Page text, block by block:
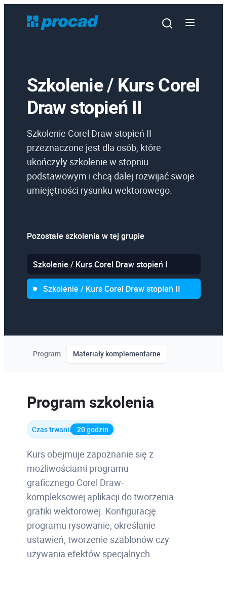
Szkolenie / Kurs Corel
Draw stopień II
Szkolenie Corel Draw stopień II
przeznaczone jest dla osób, które
ukończyły szkolenie w stopniu
podstawowym i chcą dalej rozwijać swoje
umiejętności rysunku wektorowego.
Pozostałe szkolenia w tej grupie
Szkolenie / Kurs Corel Draw stopień I
Szkolenie / Kurs Corel Draw stopień II
Program Materiały komplementarne
Program szkolenia
Czas trwania 20 godzin
Kurs obejmuje zapoznanie się z
możliwościami programu
graficznego Corel Draw-
kompleksowej aplikacji do tworzenia
grafiki wektorowej. Konfigurację
programu rysowanie, określanie
ustawień, tworzenie szablonów czy
używania efektów specjalnych.
Oprogramowanie
Szkolenia
Usługi
Urządzenia i serwis
Promocje